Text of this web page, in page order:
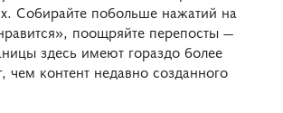
Собирайте побольше нажатий на
поощряйте перепосты ―
здесь имеют гораздо более
чем контент недавно созданного